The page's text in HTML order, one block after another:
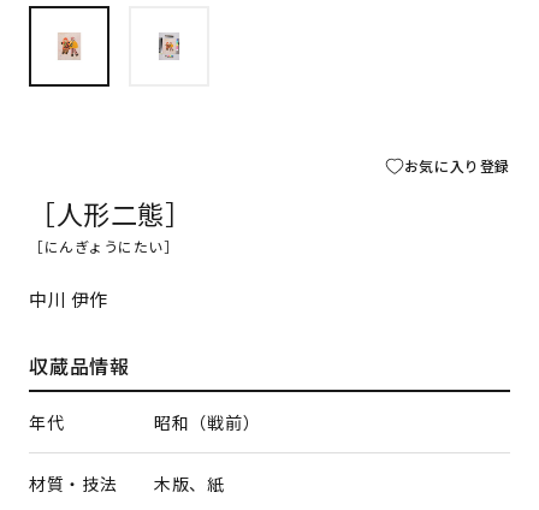
お気に入り登録
［人形二態］
［にんぎょうにたい］
中川 伊作
収蔵品情報
年代 昭和（戦前）
材質・技法 木版、紙